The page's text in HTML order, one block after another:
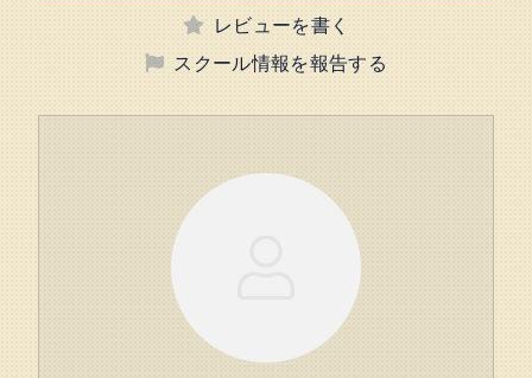
レビューを書く
スクール情報を報告する